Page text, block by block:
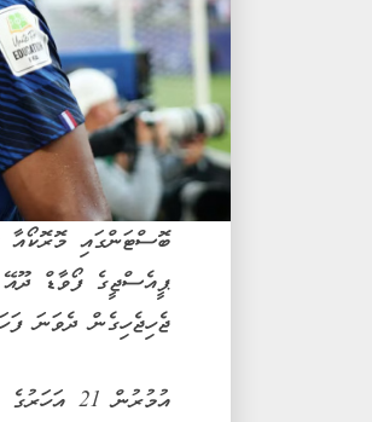
ބޮސްޓަންގައި މޮރޮކޯއާ
ޕީއެސްޖީގެ ފޯވާޑް
ޖެހިޖެހިގެން ދެވަނަ